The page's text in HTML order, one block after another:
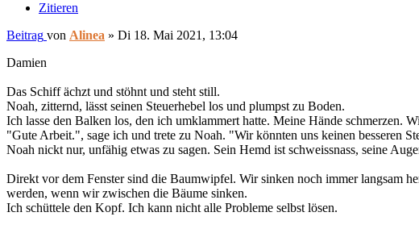
Zitieren
Beitrag von Alinea » Di 18. Mai 2021, 13:04
Damien
Das Schiff ächzt und stöhnt und steht still.
Noah, zitternd, lässt seinen Steuerhebel los und plumpst zu Boden.
Ich lasse den Balken los, den ich umklammert hatte. Meine Hände schmerzen.
"Gute Arbeit.", sage ich und trete zu Noah. "Wir könnten uns keinen besseren
Noah nickt nur, unfähig etwas zu sagen. Sein Hemd ist schweissnass, seine
Direkt vor dem Fenster sind die Baumwipfel. Wir sinken noch immer langsam
werden, wenn wir zwischen die Bäume sinken.
Ich schüttele den Kopf. Ich kann nicht alle Probleme selbst lösen.